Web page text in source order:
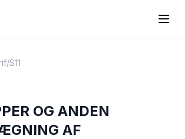
/S11
OG ANDEN
AF